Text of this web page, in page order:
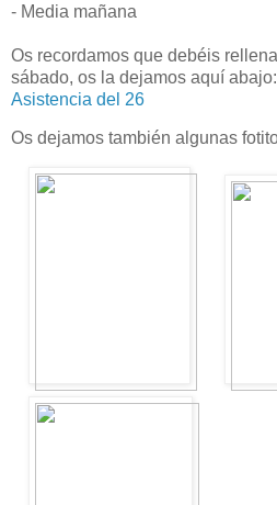
- Media mañana
Os recordamos que debéis
sábado, os la dejamos aquí abajo:
Asistencia del 26
Os dejamos también algunas